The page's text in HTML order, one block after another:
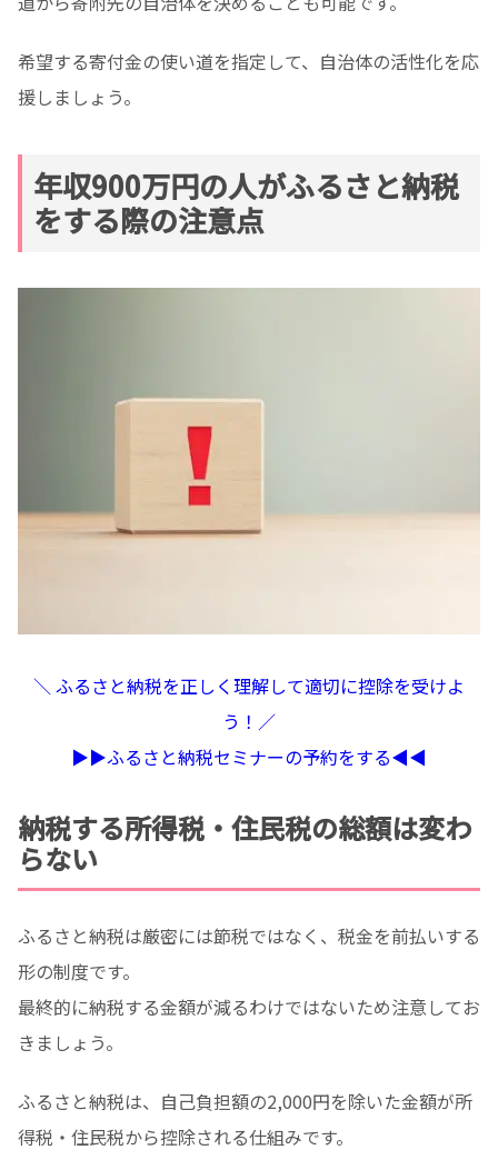
希望する寄付金の使い道を指定して、自治体の活性化を応
援しましょう。
年収900万円の人がふるさと納税
をする際の注意点
＼ ふるさと納税を正しく理解して適切に控除を受けよ
う！／
▶︎▶︎ふるさと納税セミナーの予約をする◀︎◀︎
納税する所得税・住民税の総額は変わ
らない
ふるさと納税は厳密には節税ではなく、税金を前払いする
形の制度です。
最終的に納税する金額が減るわけではないため注意してお
きましょう。
ふるさと納税は、自己負担額の2,000円を除いた金額が所
得税・住民税から控除される仕組みです。